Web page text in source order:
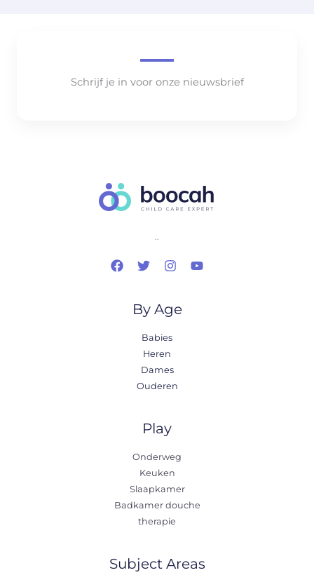
Schrijf je in voor onze nieuwsbrief
..
By Age
Babies
Heren
Dames
Ouderen
Play
Onderweg
Keuken
Slaapkamer
Badkamer douche
therapie
Subject Areas